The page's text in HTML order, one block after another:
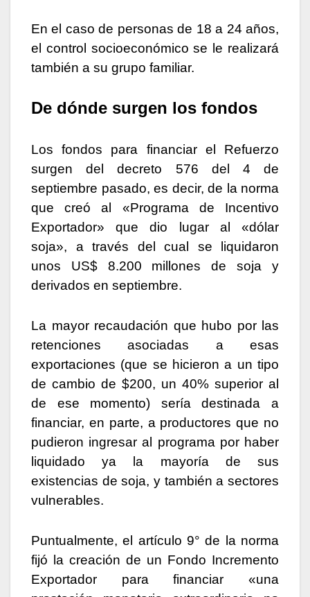
En el caso de personas de 18 a 24 años,
el control socioeconómico se le realizará
también a su grupo familiar.
De dónde surgen los fondos
Los fondos para financiar el Refuerzo
surgen del decreto 576 del 4 de
septiembre pasado, es decir, de la norma
que creó al «Programa de Incentivo
Exportador» que dio lugar al «dólar
soja», a través del cual se liquidaron
unos US$ 8.200 millones de soja y
derivados en septiembre.
La mayor recaudación que hubo por las
retenciones asociadas a esas
exportaciones (que se hicieron a un tipo
de cambio de $200, un 40% superior al
de ese momento) sería destinada a
financiar, en parte, a productores que no
pudieron ingresar al programa por haber
liquidado ya la mayoría de sus
existencias de soja, y también a sectores
vulnerables.
Puntualmente, el artículo 9° de la norma
fijó la creación de un Fondo Incremento
Exportador para financiar «una